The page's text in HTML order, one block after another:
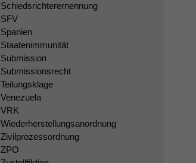
Schiedsrichterernennung
SFV
Spanien
Staatenimmunität
Submission
Submissionsrecht
Teilungsklage
Venezuela
VRK
Wiederherstellungsanordnung
Zivilprozessordnung
ZPO